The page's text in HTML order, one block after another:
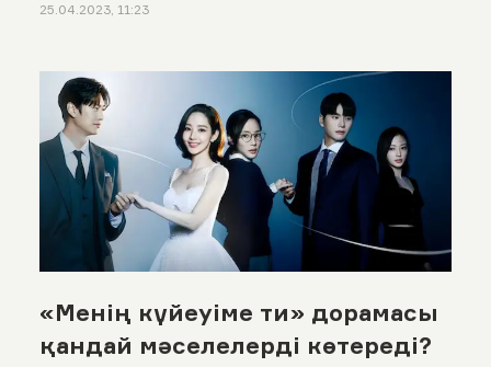
25.04.2023, 11:23
«Менің күйеуіме ти» дорамасы
қандай мәселелерді көтереді?